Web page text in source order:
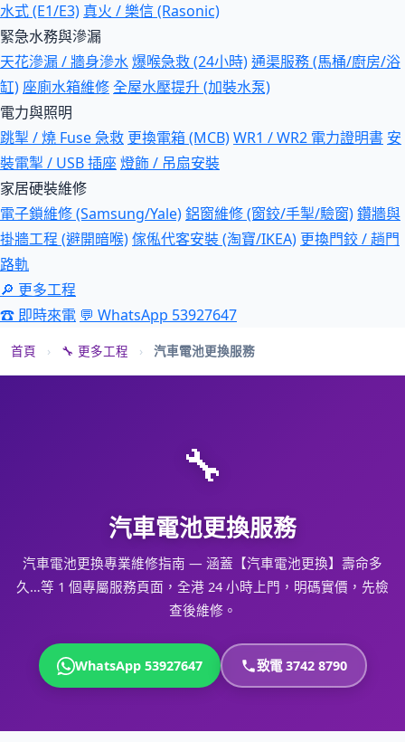
水式 (E1/E3) 真火 / 樂信 (Rasonic)
緊急水務與滲漏
天花滲漏 / 牆身滲水爆喉急救 (24小時)通渠服務 (馬桶/廚房/浴
缸) 座廁水箱維修全屋水壓提升 (加裝水泵)
電力與照明
跳掣 / 燒 Fuse 急救 更換電箱 (MCB)WR1 / WR2 電力證明書 安
裝電掣 / USB 插座燈飾 / 吊扇安裝
家居硬裝維修
電子鎖維修 (Samsung/Yale)鋁窗維修 (窗鉸/手掣/驗窗)鑽牆與
掛牆工程 (避開暗喉)傢俬代客安裝 (淘寶/IKEA) 更換門鉸 / 趟門
路軌
🔎 更多工程
☎ 即時來電 💬 WhatsApp 53927647
首頁 › 🔧 更多工程 › 汽車電池更換服務
🔧
汽車電池更換服務
汽車電池更換專業維修指南 — 涵蓋【汽車電池更換】壽命多
久…等 1 個專屬服務頁面，全港 24 小時上門，明碼實價，先檢
查後維修。
WhatsApp 53927647 致電 3742 8790